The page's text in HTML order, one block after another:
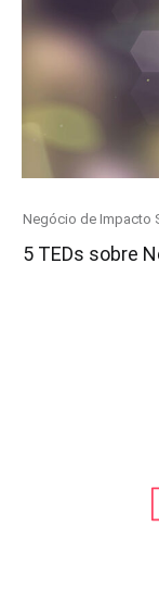
Category
Negócio de Impacto
5 TEDs sobre